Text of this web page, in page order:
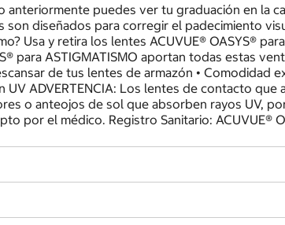
puedes ver tu graduación en la
diseñados para corregir el padecimiento
Usa y retira los lentes ACUVUE® OASYS®
para ASTIGMATISMO aportan todas estas
de tus lentes de armazón • Comodidad
ADVERTENCIA: Los lentes de contacto que
o anteojos de sol que absorben rayos UV,
por el médico. Registro Sanitario: ACUVUE®